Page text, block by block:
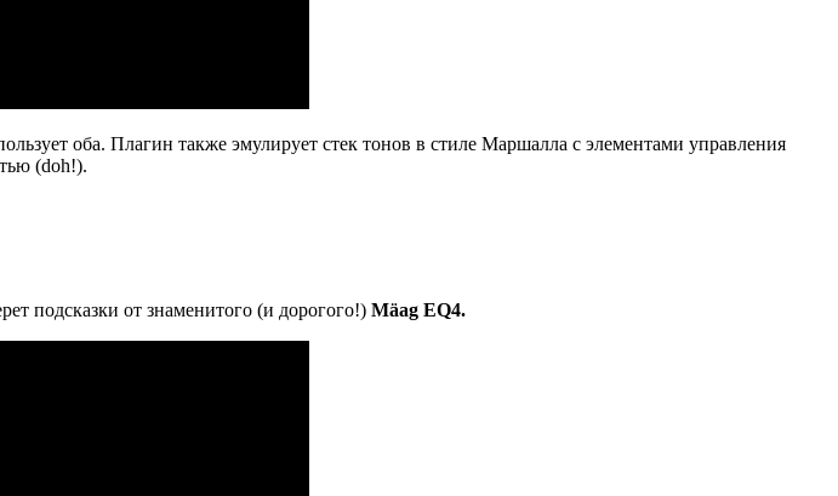
оба. Плагин также эмулирует стек тонов в стиле Маршалла с элементами управления
(doh!).
подсказки от знаменитого (и дорогого!) Mäag EQ4.